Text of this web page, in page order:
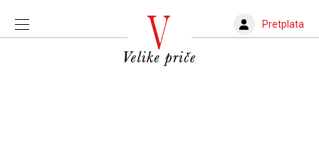
Pretplata